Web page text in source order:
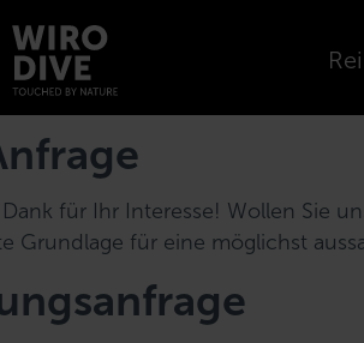
für Ihr Interesse! Wollen Sie
Grundlage für eine möglichst